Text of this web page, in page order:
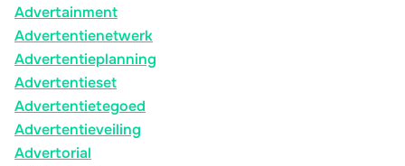
Advertainment
Advertentienetwerk
Advertentieplanning
Advertentieset
Advertentietegoed
Advertentieveiling
Advertorial